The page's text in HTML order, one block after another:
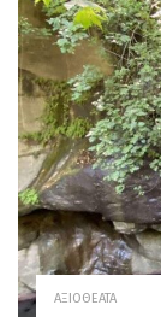
ΑΞΙΟΘΈΑΤΑ